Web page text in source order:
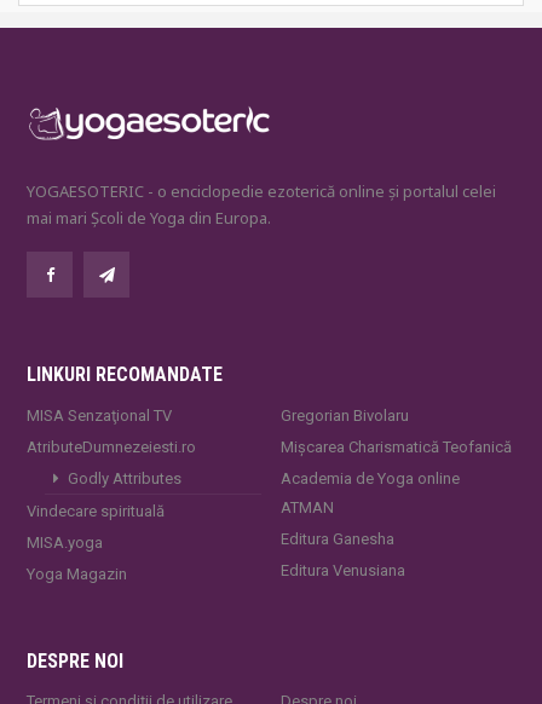
YOGAESOTERIC - o enciclopedie ezoterică online și portalul celei
mai mari Școli de Yoga din Europa.
LINKURI RECOMANDATE
MISA Senzaţional TV
AtributeDumnezeiesti.ro
Godly Attributes
Vindecare spirituală
MISA.yoga
Yoga Magazin
Gregorian Bivolaru
Mișcarea Charismatică Teofanică
Academia de Yoga online
ATMAN
Editura Ganesha
Editura Venusiana
DESPRE NOI